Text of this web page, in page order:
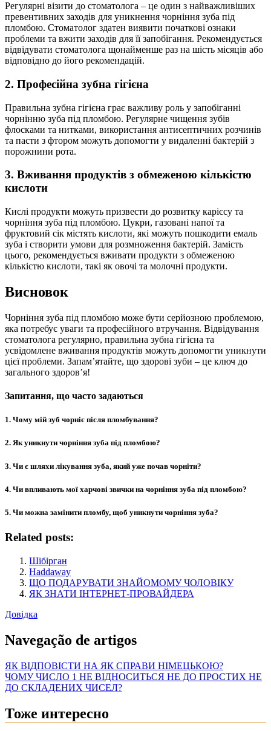
Регулярні візити до стоматолога – це один з найважливіших
превентивних заходів для уникнення чорніння зуба під
пломбою. Стоматолог здатен виявити початкові ознаки
проблеми та вжити заходів для її запобігання. Рекомендується
відвідувати стоматолога щонайменше раз на шість місяців або
відповідно до його рекомендацій.
2. Професійна зубна гігієна
Правильна зубна гігієна грає важливу роль у запобіганні
чорнінню зуба під пломбою. Регулярне чищення зубів
флосками та нитками, використання антисептичних розчинів
та пасти з фтором можуть допомогти у видаленні бактерій з
порожнини рота.
3. Вживання продуктів з обмеженою кількістю
кислоти
Кислі продукти можуть призвести до розвитку карієсу та
чорніння зуба під пломбою. Цукри, газовані напої та
фруктовий сік містять кислоти, які можуть пошкодити емаль
зуба і створити умови для розмноження бактерій. Замість
цього, рекомендується вживати продукти з обмеженою
кількістю кислоти, такі як овочі та молочні продукти.
Висновок
Чорніння зуба під пломбою може бути серйозною проблемою,
яка потребує уваги та професійного втручання. Відвідування
стоматолога регулярно, правильна зубна гігієна та
усвідомлене вживання продуктів можуть допомогти уникнути
цієї проблеми. Запам’ятайте, що здорові зуби – це ключ до
загального здоров’я!
Запитання, що часто задаються
1. Чому мій зуб чорніє після пломбування?
2. Як уникнути чорніння зуба під пломбою?
3. Чи є шляхи лікування зуба, який уже почав чорніти?
4. Чи впливають мої харчові звички на чорніння зуба під пломбою?
5. Чи можна замінити пломбу, щоб уникнути чорніння зуба?
Related posts:
Шібірган
Haddaway
ЩО ПОДАРУВАТИ ЗНАЙОМОМУ ЧОЛОВІКУ
ЯК ЗНАТИ ІНТЕРНЕТ-ПРОВАЙДЕРА
Довідка
Navegação de artigos
ЯК ВІДПОВІСТИ НА ЯК СПРАВИ НІМЕЦЬКОЮ?
ЧОМУ ЧИСЛО 1 НЕ ВІДНОСИТЬСЯ НЕ ДО ПРОСТИХ НЕ
ДО СКЛАДЕНИХ ЧИСЕЛ?
Тоже интересно